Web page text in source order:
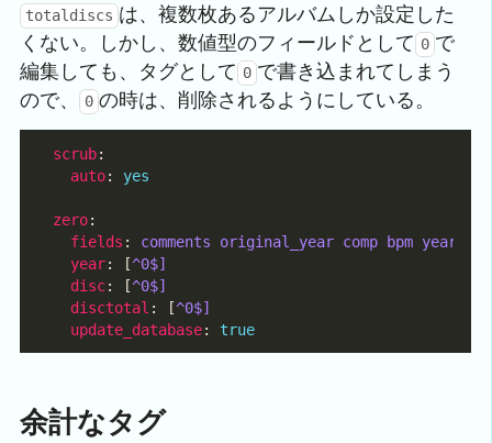
totaldiscs は、複数枚あるアルバムしか設定した
くない。しかし、数値型のフィールドとして 0 で
編集しても、タグとして 0 で書き込まれてしまう
ので、
0 の時は、削除されるようにしている。
scrub
auto: yes
zero
fields : comments original_year comp bpm year
year: [^0$]
disc: [^0$]
disctotal : [^0$]
update_database: true
余計なタグ